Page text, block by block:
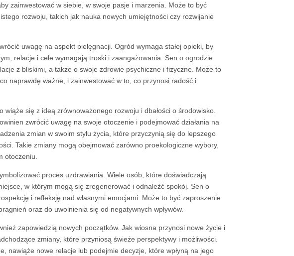
zainwestować w siebie, w swoje pasje i marzenia. Może to być
rozwoju, takich jak nauka nowych umiejętności czy rozwijanie
uwagę na aspekt pielęgnacji. Ogród wymaga stałej opieki, by
relacje i cele wymagają troski i zaangażowania. Sen o ogrodzie
z bliskimi, a także o swoje zdrowie psychiczne i fizyczne. Może to
naprawdę ważne, i zainwestować w to, co przynosi radość i
się z ideą zrównoważonego rozwoju i dbałości o środowisko.
zwrócić uwagę na swoje otoczenie i podejmować działania na
zmian w swoim stylu życia, które przyczynią się do lepszego
Takie zmiany mogą obejmować zarówno proekologiczne wybory,
otoczeniu.
proces uzdrawiania. Wiele osób, które doświadczają
w którym mogą się zregenerować i odnaleźć spokój. Sen o
i refleksję nad własnymi emocjami. Może to być zaproszenie
oraz do uwolnienia się od negatywnych wpływów.
zapowiedzią nowych początków. Jak wiosna przynosi nowe życie i
zmiany, które przyniosą świeże perspektywy i możliwości.
nawiąże nowe relacje lub podejmie decyzje, które wpłyną na jego